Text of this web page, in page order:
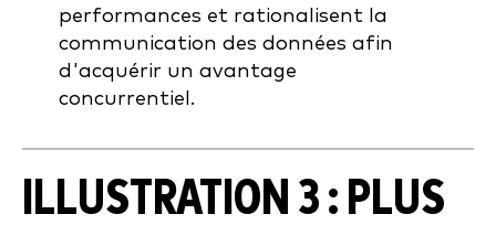
performances et rationalisent la
communication des données afin
d'acquérir un avantage
concurrentiel.
ILLUSTRATION 3 : PLUS